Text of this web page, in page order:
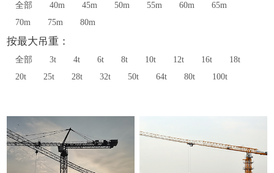
全部 40m 45m 50m 55m 60m
65m
70m
75m 80m
按最大吊重：
全部 3t 4t 6t 8t 10t 12t 16t
18t
20t
25t 28t 32t 50t 64t 80t 100t